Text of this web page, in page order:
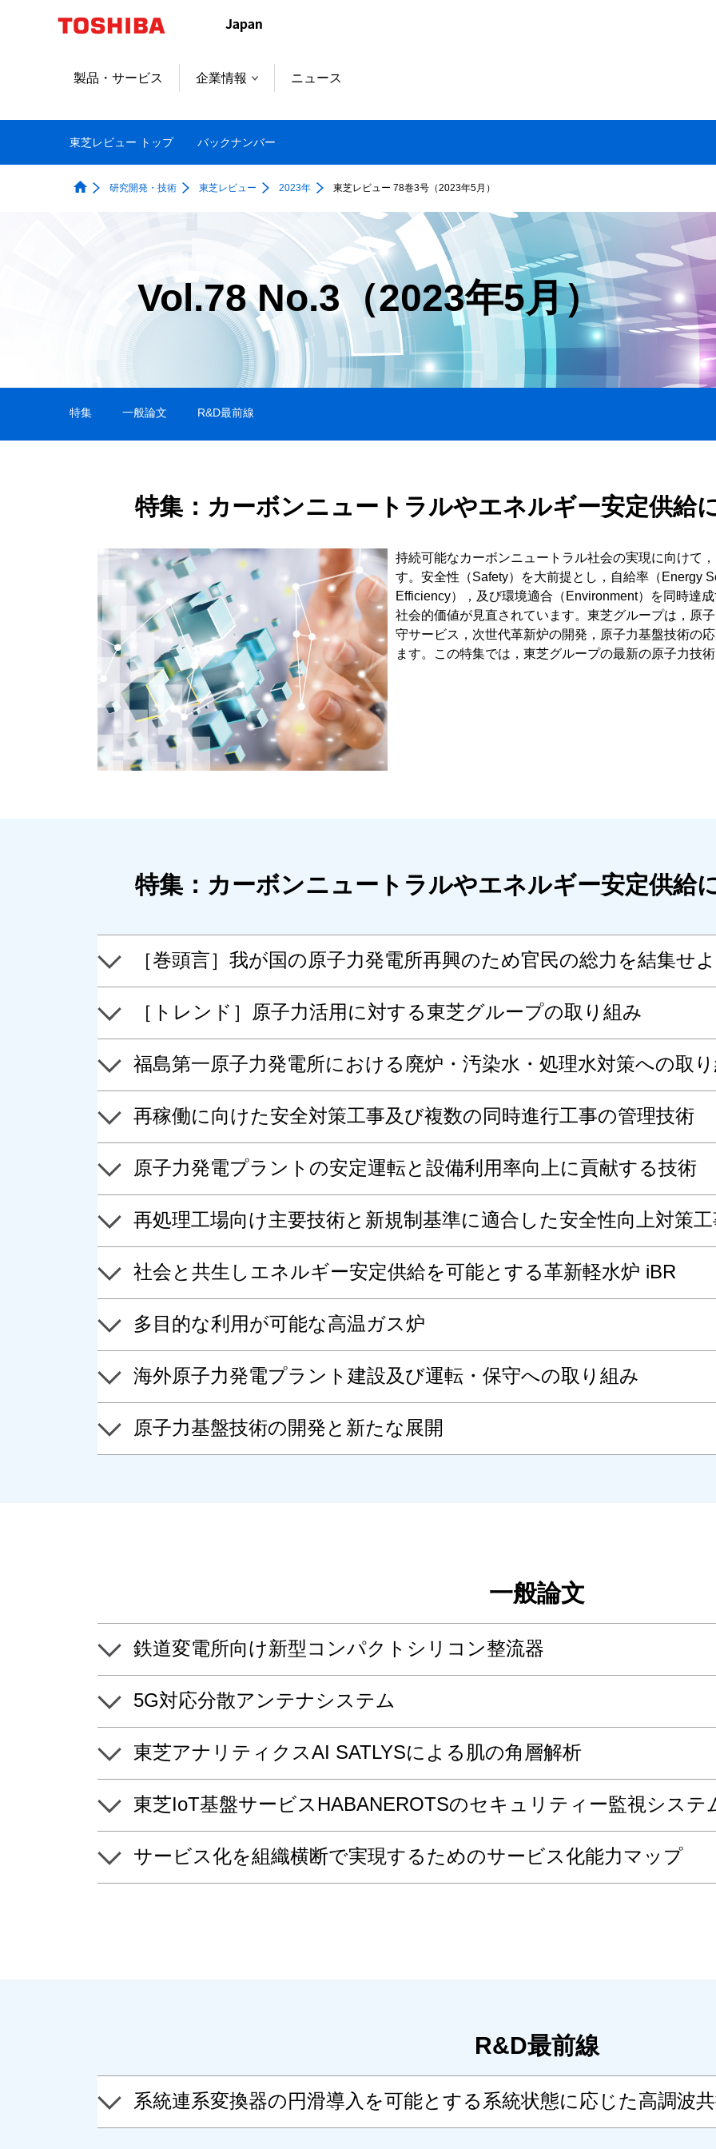
製品・サービス 企業情報 ニュース
東芝レビュー トップ バックナンバー
研究開発・技術 東芝レビュー 2023年 東芝レビュー 78巻3号（2023年5月）
Vol.78 No.3（2023年5月）
特集 一般論文 R&D最前線
特集：カーボンニュートラルやエネルギー安定供給
持続可能なカーボンニュートラル社会の実現に向けて
す。安全性（Safety）を大前提とし，自給率（Energy
Efficiency），及び環境適合（Environment）を同時達
社会的価値が見直されています。東芝グループは，原
守サービス，次世代革新炉の開発，原子力基盤技術の
ます。この特集では，東芝グループの最新の原子力技
特集：カーボンニュートラルやエネルギー安定供給
［巻頭言］我が国の原子力発電所再興のため官民の総力を結集せよ
［トレンド］原子力活用に対する東芝グループの取り組み
福島第一原子力発電所における廃炉・汚染水・処理水対策への取
再稼働に向けた安全対策工事及び複数の同時進行工事の管理技術
原子力発電プラントの安定運転と設備利用率向上に貢献する技術
再処理工場向け主要技術と新規制基準に適合した安全性向上対策
社会と共生しエネルギー安定供給を可能とする革新軽水炉 iBR
多目的な利用が可能な高温ガス炉
海外原子力発電プラント建設及び運転・保守への取り組み
原子力基盤技術の開発と新たな展開
一般論文
鉄道変電所向け新型コンパクトシリコン整流器
5G対応分散アンテナシステム
東芝アナリティクスAI SATLYSによる肌の角層解析
東芝IoT基盤サービスHABANEROTSのセキュリティー監視システ
サービス化を組織横断で実現するためのサービス化能力マップ
R&D最前線
系統連系変換器の円滑導入を可能とする系統状態に応じた高調波